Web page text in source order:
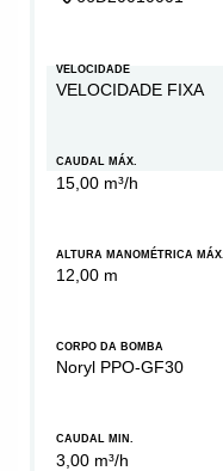
VELOCIDADE
VELOCIDADE FIXA
CAUDAL MÁX.
15,00 m³/h
ALTURA MANOMÉTRICA MÁX.
12,00 m
CORPO DA BOMBA
Noryl PPO-GF30
CAUDAL MIN.
3,00 m³/h